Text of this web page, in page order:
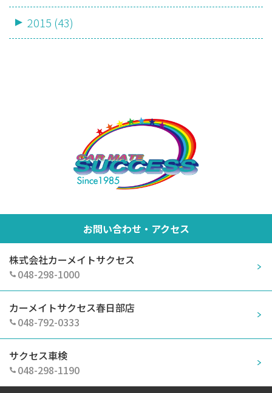
2015 (43)
お問い合わせ・アクセス
株式会社カーメイトサクセス
048-298-1000
カーメイトサクセス春日部店
048-792-0333
サクセス車検
048-298-1190